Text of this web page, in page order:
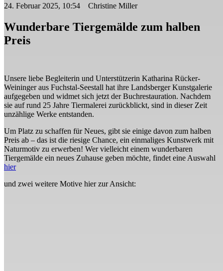
24. Februar 2025, 10:54 Christine Miller
Wunderbare Tiergemälde zum halben
Preis
Unsere liebe Begleiterin und Unterstützerin Katharina Rücker-
Weininger aus Fuchstal-Seestall hat ihre Landsberger Kunstgalerie
aufgegeben und widmet sich jetzt der Buchrestauration. Nachdem
sie auf rund 25 Jahre Tiermalerei zurückblickt, sind in dieser Zeit
unzählige Werke entstanden.
Um Platz zu schaffen für Neues, gibt sie einige davon zum halben
Preis ab – das ist die riesige Chance, ein einmaliges Kunstwerk mit
Naturmotiv zu erwerben! Wer vielleicht einem wunderbaren
Tiergemälde ein neues Zuhause geben möchte, findet eine Auswahl
hier
und zwei weitere Motive hier zur Ansicht: